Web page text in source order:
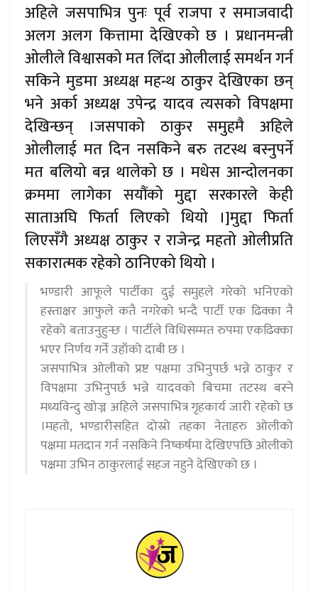
अहिले जसपाभित्र पुनः पूर्व राजपा र समाजवादी
अलग अलग कित्तामा देखिएको छ । प्रधानमन्त्री
ओलीले विश्वासको मत लिँदा ओलीलाई समर्थन गर्न
सकिने मुडमा अध्यक्ष महन्थ ठाकुर देखिएका छन्
भने अर्का अध्यक्ष उपेन्द्र यादव त्यसको विपक्षमा
देखिन्छन् ।जसपाको ठाकुर समुहमै अहिले
ओलीलाई मत दिन नसकिने बरु तटस्थ बस्नुपर्ने
मत बलियो बन्न थालेको छ । मधेस आन्दोलनका
क्रममा लागेका सयौंको मुद्दा सरकारले केही
साताअघि फिर्ता लिएको थियो ।]मुद्दा फिर्ता
लिएसँगै अध्यक्ष ठाकुर र राजेन्द्र महतो ओलीप्रति
सकारात्मक रहेको ठानिएको थियो ।
भण्डारी आफूले पार्टीका दुई समुहले गरेको भनिएको
हस्ताक्षर आफुले कतै नगरेको भन्दै पार्टी एक ढिक्का नै
रहेको बताउनुहुन्छ । पार्टीले विधिसम्मत रुपमा एकढिक्का
भएर निर्णय गर्ने उहाँको दाबी छ ।
जसपाभित्र ओलीको प्रष्ट पक्षमा उभिनुपर्छ भन्ने ठाकुर र
विपक्षमा उभिनुपर्छ भन्ने यादवको बिचमा तटस्थ बस्ने
मध्यविन्दु खोज्न अहिले जसपाभित्र गृहकार्य जारी रहेको छ
।महतो, भण्डारीसहित दोस्रो तहका नेताहरु ओलीको
पक्षमा मतदान गर्न नसकिने निष्कर्षमा देखिएपछि ओलीको
पक्षमा उभिन ठाकुरलाई सहज नहुने देखिएको छ ।